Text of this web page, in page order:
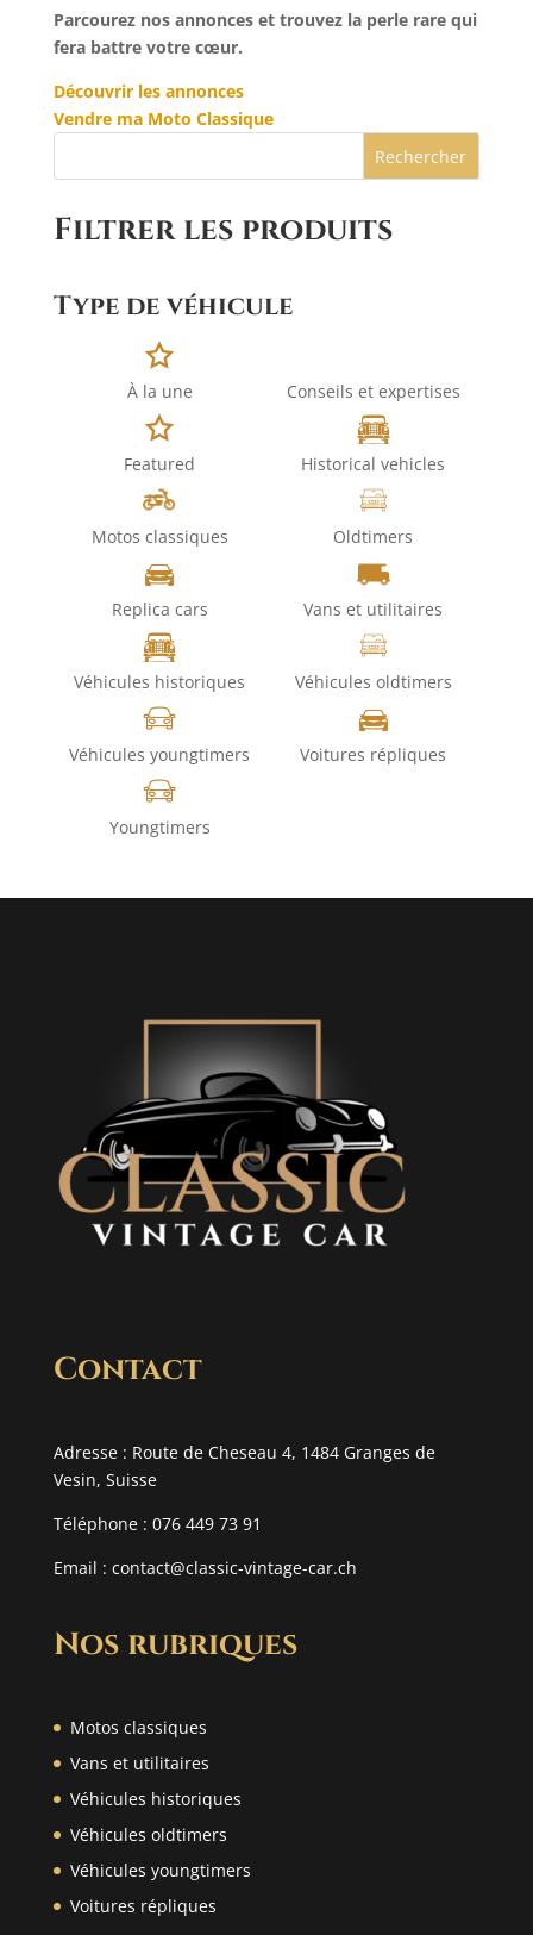
Parcourez nos annonces et trouvez la perle rare qui
fera battre votre cœur.
Découvrir les annonces
Vendre ma Moto Classique
Rechercher
Filtrer les produits
Type de véhicule
À la une Conseils et expertises
Featured Historical vehicles
Motos classiques Oldtimers
Replica cars Vans et utilitaires
Véhicules historiques Véhicules oldtimers
Véhicules youngtimers Voitures répliques
Youngtimers
Contact
Adresse : Route de Cheseau 4, 1484 Granges de
Vesin, Suisse
Téléphone : 076 449 73 91
Email : contact@classic-vintage-car.ch
Nos rubriques
Motos classiques
Vans et utilitaires
Véhicules historiques
Véhicules oldtimers
Véhicules youngtimers
Voitures répliques